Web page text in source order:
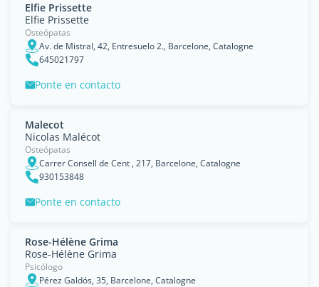
Elfie Prissette
Elfie Prissette
Osteópatas
Av. de Mistral, 42, Entresuelo 2., Barcelone, Catalogne
645021797
Ponte en contacto
Malecot
Nicolas Malécot
Osteópatas
Carrer Consell de Cent , 217, Barcelone, Catalogne
930153848
Ponte en contacto
Rose-Hélène Grima
Rose-Hélène Grima
Psicólogo
Pérez Galdós, 35, Barcelone, Catalogne